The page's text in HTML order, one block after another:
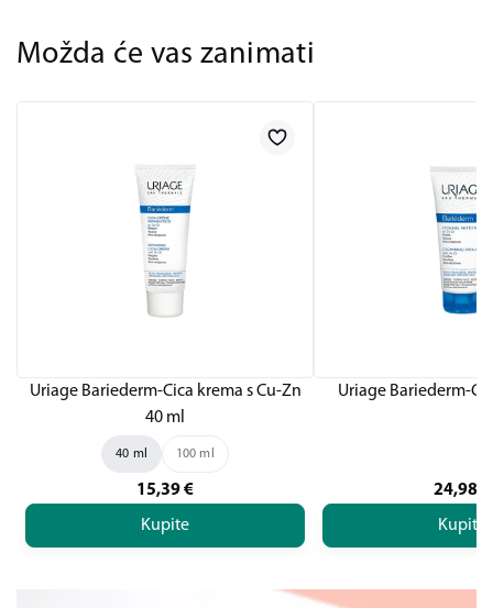
Možda će vas zanimati
Uriage Bariederm-Cica krema s Cu-Zn
40 ml
40 ml 100 ml
15,39€
Kupite
Uriage Bariederm-
24,98
Kupite